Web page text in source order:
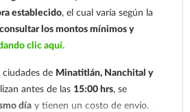
establecido, el cual varía según la
los montos mínimos y
clic aquí.
ciudades de Minatitlán, Nanchital y
antes de las 15:00 hrs, se
día y tienen un costo de envío.